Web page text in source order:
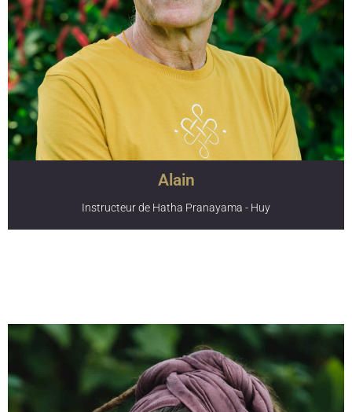
transmission de connaissances sont au cœur de sa vie.
Passionnée de yoga et de philosophie, elle est diplômée
RYT©200 de l’institut Karma Yoga. C’est avec
bienveillance qu’elle vous guidera dans des cours de
Hatha Yoga à Huy et à Anthisnes où elle vit.
Alain
Instructeur de Hatha Pranayama - Huy
Alain pratique le yoga depuis près de 10 ans. Il est diplômé
professeur RYT©200 de l’institut Karma Yoga et est
également détenteur de certifications de formations
continues en Yin Yoga (YACEP 50h) et en Pranayama,
gestion du stress et méditation (YACEP 75h) effectuée au